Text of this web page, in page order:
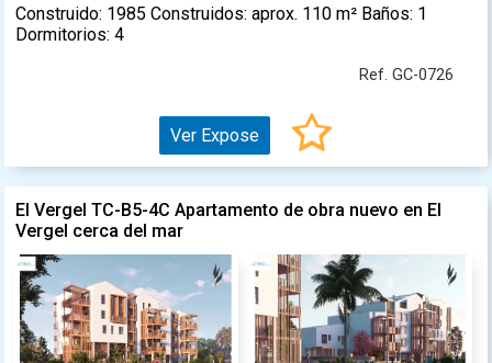
Construido: 1985 Construidos: aprox. 110 m² Baños: 1
Dormitorios: 4
Ref. GC-0726
Ver Expose
El Vergel TC-B5-4C Apartamento de obra nuevo en El
Vergel cerca del mar